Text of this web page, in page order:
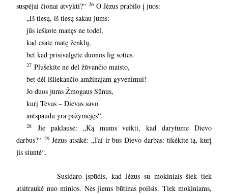
suspėjai čionai atvykti?“ 26 O Jėzus prabilo į juos:
„Iš tiesų, iš tiesų sakau jums:
jūs ieškote manęs ne todėl,
kad esate matę ženklų,
bet kad prisivalgėte duonos lig soties.
27 Plušėkite ne dėl žūvančio maisto,
bet dėl išliekančio amžinajam gyvenimui!
Jo duos jums Žmogaus Sūnus,
kurį Tėvas – Dievas savo
antspaudu yra pažymėjęs“.
28
Jie paklausė: „Ką mums veikti, kad darytume Dievo
darbus?“ 29Jėzus atsakė: „Tai ir bus Dievo darbas: tikėkite tą, kurį
jis siuntė“.
Susidaro įspūdis, kad Jėzus su mokiniais šiek tiek
atsitraukė nuo minios. Nes jiems būtinas poilsis. Tiek mokiniams,